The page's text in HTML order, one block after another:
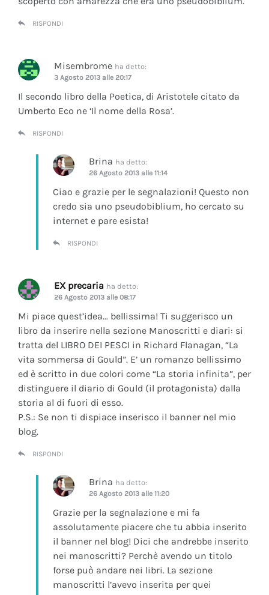
RISPONDI
Misembrome ha detto:
3 Agosto 2013 alle 20:17
Il secondo libro della Poetica, di Aristotele citato da
Umberto Eco ne ‘Il nome della Rosa’.
RISPONDI
Brina ha detto:
26 Agosto 2013 alle 11:14
Ciao e grazie per le segnalazioni! Questo non
credo sia uno pseudobiblium, ho cercato su
internet e pare esista!
RISPONDI
EX precaria ha detto:
26 Agosto 2013 alle 08:17
Mi piace quest’idea… bellissima! Ti suggerisco un
libro da inserire nella sezione Manoscritti e diari: si
tratta del LIBRO DEI PESCI in Richard Flanagan, “La
vita sommersa di Gould”. E’ un romanzo bellissimo
ed è scritto in due colori come “La storia infinita”, per
distinguere il diario di Gould (il protagonista) dalla
storia al di fuori di esso.
P.S.: Se non ti dispiace inserisco il banner nel mio
blog.
RISPONDI
Brina ha detto:
26 Agosto 2013 alle 11:20
Grazie per la segnalazione e mi fa
assolutamente piacere che tu abbia inserito
il banner nel blog! Dici che andrebbe inserito
nei manoscritti? Perchè avendo un titolo
forse può andare nei libri. La sezione
manoscritti l’avevo inserita per quei